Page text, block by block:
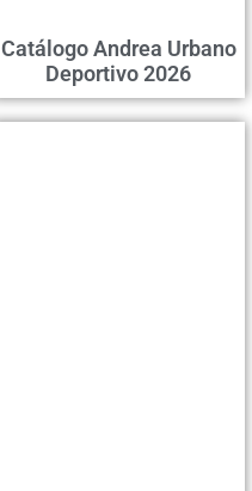
Catálogo Andrea Urbano
Deportivo 2026